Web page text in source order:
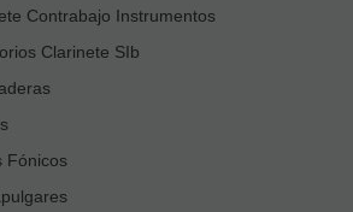
Contrabajo Instrumentos
Clarinete SIb
Fónicos